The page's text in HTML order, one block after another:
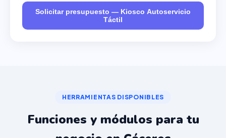
Solicitar presupuesto — Kiosco Autoservicio
Táctil
HERRAMIENTAS DISPONIBLES
Funciones y módulos para tu